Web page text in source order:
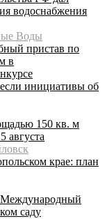
водоснабжения
Воды
пристав по
в
инициативы об
150 кв. м
августа
крае: план
саду